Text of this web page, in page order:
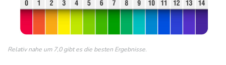
Relativ nahe um 7,0 gibt es die besten Ergebnisse.